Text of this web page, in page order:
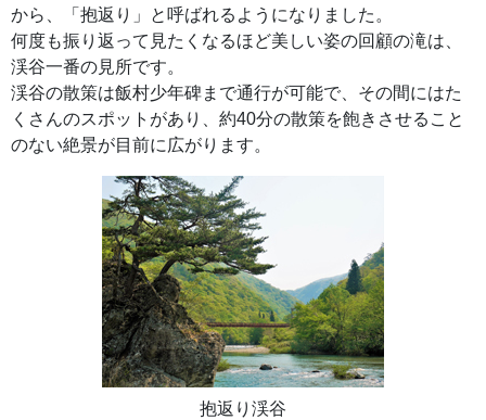
から、「抱返り」と呼ばれるようになりました。
何度も振り返って見たくなるほど美しい姿の回顧の滝は、
渓谷一番の見所です。
渓谷の散策は飯村少年碑まで通行が可能で、その間にはた
くさんのスポットがあり、約40分の散策を飽きさせること
のない絶景が目前に広がります。
抱返り渓谷